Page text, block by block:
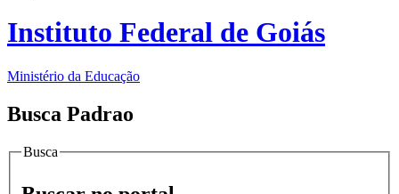
Instituto Federal de Goiás
Ministério da Educação
Busca Padrao
Busca